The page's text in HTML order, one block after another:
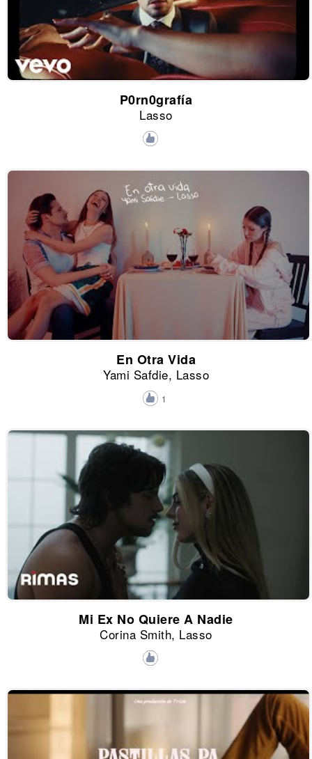
P0rn0grafía
Lasso
En Otra Vida
Yami Safdie, Lasso
1
Mi Ex No Quiere A Nadie
Corina Smith, Lasso